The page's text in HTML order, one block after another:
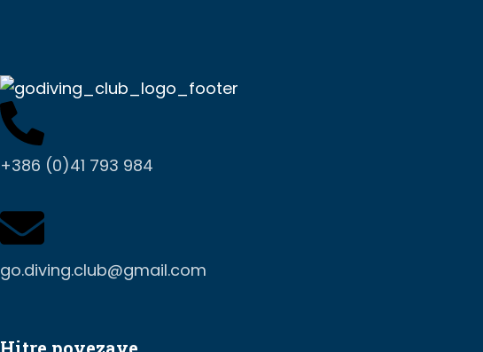
+386 (0)41 793 984
go.diving.club@gmail.com
Hitre povezave